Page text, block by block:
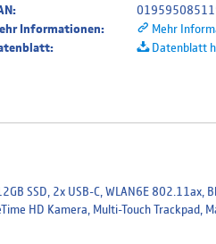
Griechisches Tastatur Layout
Italienisches Tastatur Layout
Niederländisches Tastatur
Informationen:
Mehr
Datenblatt
SSD, 2x USB-C, WLAN6E 802.11ax,
HD Kamera, Multi-Touch Trackpad,